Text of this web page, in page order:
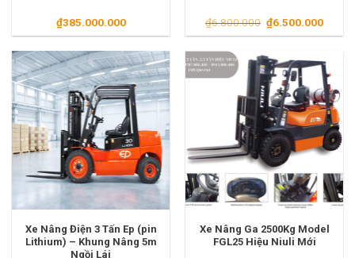
₫385.000.000 ₫6.800.000 Giá
gốc
₫6.500.000Giá
Xe Nâng Điện 3 Tấn Ep (pin
Lithium) – Khung Nâng 5m
Ngồi Lái
Xe Nâng Ga 2500Kg Model
FGL25 Hiệu Niuli Mới